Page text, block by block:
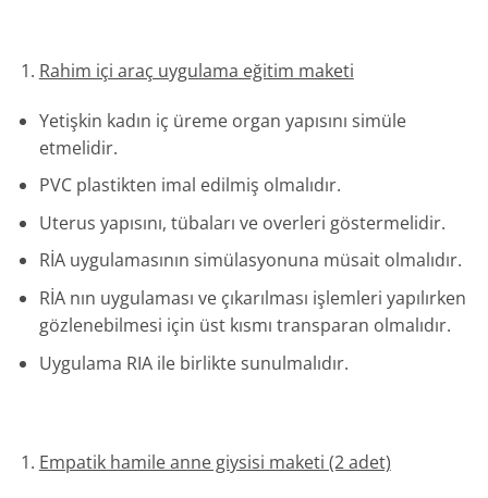
Rahim içi araç uygulama eğitim maketi
Yetişkin kadın iç üreme organ yapısını simüle
etmelidir.
PVC plastikten imal edilmiş olmalıdır.
Uterus yapısını, tübaları ve overleri göstermelidir.
RİA uygulamasının simülasyonuna müsait olmalıdır.
RİA nın uygulaması ve çıkarılması işlemleri yapılırken
gözlenebilmesi için üst kısmı transparan olmalıdır.
Uygulama RIA ile birlikte sunulmalıdır.
Empatik hamile anne giysisi maketi (2 adet)